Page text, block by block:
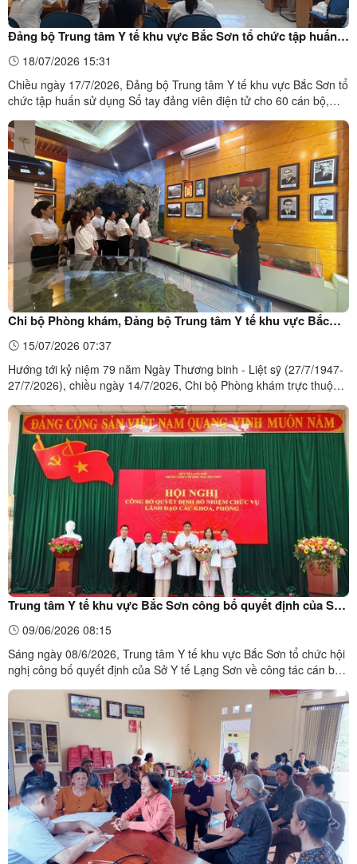
Đảng bộ Trung tâm Y tế khu vực Bắc Sơn tổ chức tập huấn
Sổ tay đảng viên điện tử
18/07/2026 15:31
Chiều ngày 17/7/2026, Đảng bộ Trung tâm Y tế khu vực Bắc Sơn tổ
chức tập huấn sử dụng Sổ tay đảng viên điện tử cho 60 cán bộ,
tử tại TTYT khu vực Bắc Sơn Tại lớp tập huấn, đồng chí Hà Thị
Thúy ...
Chi bộ Phòng khám, Đảng bộ Trung tâm Y tế khu vực Bắc
Sơn tổ chức sinh hoạt chuyên đề tại Bảo tàng Khởi nghĩa
Bắc Sơn
15/07/2026 07:37
Hướng tới kỷ niệm 79 năm Ngày Thương binh - Liệt sỹ (27/7/1947-
27/7/2026), chiều ngày 14/7/2026, Chi bộ Phòng khám trực thuộc
chuyên đề tại Bảo tàng Khởi nghĩa Bắc Sơn. Tham gia buổi sinh
hoạt có 23 đồng chí là cán bộ, đảng viên trong chi ...
Trung tâm Y tế khu vực Bắc Sơn công bố quyết định của Sở
Y tế về công tác cán bộ
09/06/2026 08:15
Sáng ngày 08/6/2026, Trung tâm Y tế khu vực Bắc Sơn tổ chức hội
nghị công bố quyết định của Sở Y tế Lạng Sơn về công tác cán bộ.
khu vực Bắc Sơn.Ảnh: Đ/c Đặng Minh Kim, Bí thư Đảng ủy - Giám
đốc Trung tâm trao quyết định của Sở Y tế và ...